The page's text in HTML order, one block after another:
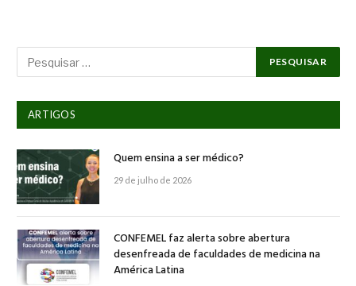
ARTIGOS
Quem ensina a ser médico?
29 de julho de 2026
CONFEMEL faz alerta sobre abertura
desenfreada de faculdades de medicina na
América Latina